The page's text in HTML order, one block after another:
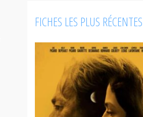
FICHES LES PLUS RÉCENTES